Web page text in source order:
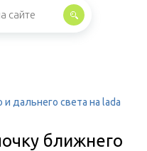
дальнего света на lada
ближнего